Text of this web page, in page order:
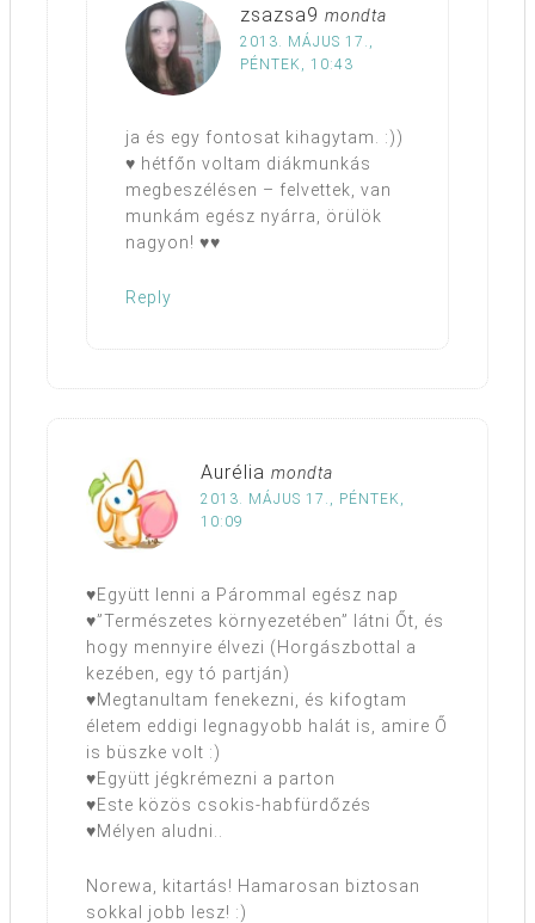
zsazsa9 mondta
2013. MÁJUS 17.,
PÉNTEK, 10:43
ja és egy fontosat kihagytam. :))
♥ hétfőn voltam diákmunkás
megbeszélésen – felvettek, van
munkám egész nyárra, örülök
nagyon! ♥♥
Reply
Aurélia mondta
2013. MÁJUS 17., PÉNTEK,
10:09
♥Együtt lenni a Párommal egész nap
♥”Természetes környezetében” látni Őt, és
hogy mennyire élvezi (Horgászbottal a
kezében, egy tó partján)
♥Megtanultam fenekezni, és kifogtam
életem eddigi legnagyobb halát is, amire Ő
is büszke volt :)
♥Együtt jégkrémezni a parton
♥Este közös csokis-habfürdőzés
♥Mélyen aludni..
Norewa, kitartás! Hamarosan biztosan
sokkal jobb lesz! :)